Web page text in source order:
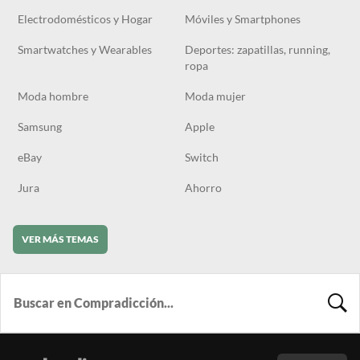
Electrodomésticos y Hogar Móviles y Smartphones
Smartwatches y Wearables
Deportes: zapatillas, running,
ropa
Moda hombre Moda mujer
Samsung Apple
eBay Switch
Jura Ahorro
VER MÁS TEMAS